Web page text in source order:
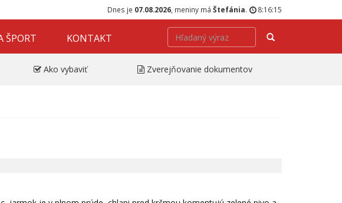
Dnes je 07.08.2026 , meniny má Štefánia. 8:16:15
ŠPORT KONTAKT Hľadať
Ako vybaviť Zverejňovanie dokumentov